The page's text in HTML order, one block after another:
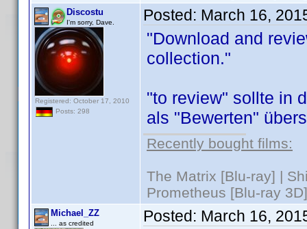
Discostu
I'm sorry, Dave.
Registered: October 17, 2010
Posts: 298
Posted: March 16,
"Download and
collection."
"to review" sollte in
als "Bewerten"
Recently bought films:
The Matrix [Blu-ray] |
Prometheus [Blu-ray
Michael_ZZ
... as credited Posted: March 16,